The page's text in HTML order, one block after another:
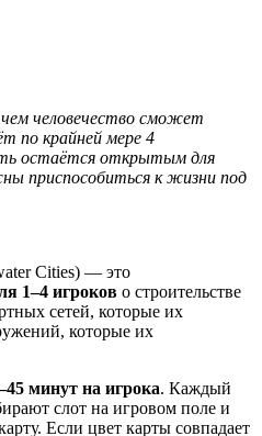
человечество сможет
по крайней мере 4
остаётся открытым для
приспособиться к жизни под
Cities) — это
1–4 игроков о строительстве
сетей, которые их
которые их
минут на игрока. Каждый
слот на игровом поле и
Если цвет карты совпадает